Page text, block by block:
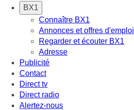
BX1
Connaître BX1
Annonces et offres d'emploi
Regarder et écouter BX1
Adresse
Publicité
Contact
Direct tv
Direct radio
Alertez-nous